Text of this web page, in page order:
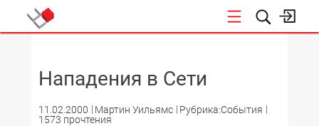
Нападения в Сети
11.02.2000 Мартин Уильямс
Рубрика:События
1573 прочтения